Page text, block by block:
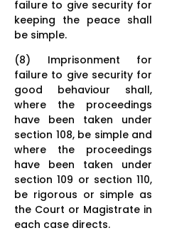
failure to give security for
keeping the peace shall
be simple.
(8) Imprisonment for
failure to give security for
good behaviour shall,
where the proceedings
have been taken under
section 108, be simple and
where the proceedings
have been taken under
section 109 or section 110,
be rigorous or simple as
the Court or Magistrate in
each case directs.